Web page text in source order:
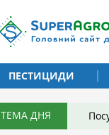
ПЕСТИЦИДИ
ТЕМА ДНЯ